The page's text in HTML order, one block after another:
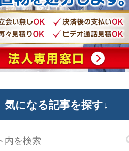
気になる記事を探す↓